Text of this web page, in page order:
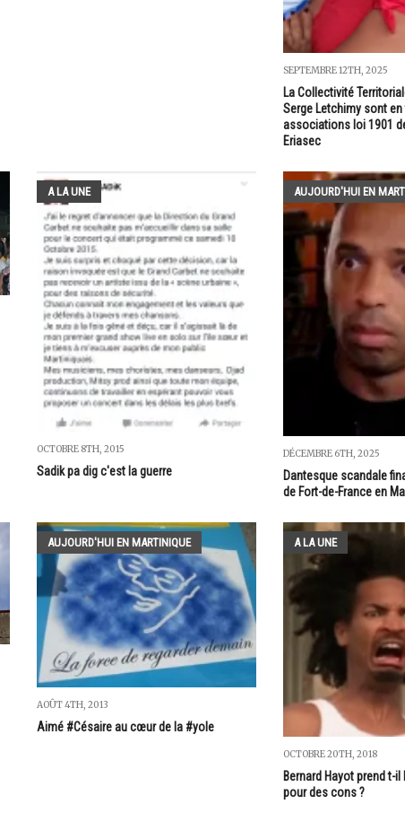
SEPTEMBRE 12TH, 2025
La Collectivité
Serge Letchimy sont en
associations loi 1901
Eriasec
A LA UNE
OCTOBRE 8TH, 2015
Sadik pa dig c'est la guerre
AUJOURD'HUI EN
DÉCEMBRE 6TH, 2025
Dantesque scandale
de Fort-de-France en
AUJOURD'HUI EN MARTINIQUE
AOÛT 4TH, 2013
Aimé #Césaire au cœur de la #yole
A LA UNE
OCTOBRE 20TH, 2018
Bernard Hayot prend t-
pour des cons ?